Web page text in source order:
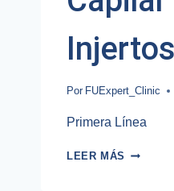
Injertos
Por FUExpert_Clinic
Primera Línea
LEER MÁS